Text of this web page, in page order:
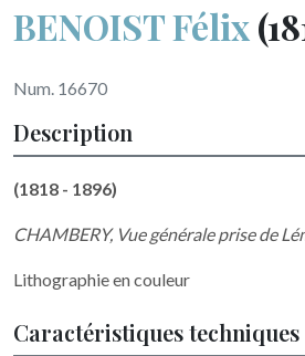
BENOIST Félix
Num. 16670
Description
(1818 - 1896)
CHAMBERY, Vue générale prise de
Lithographie en couleur
Caractéristiques techniques